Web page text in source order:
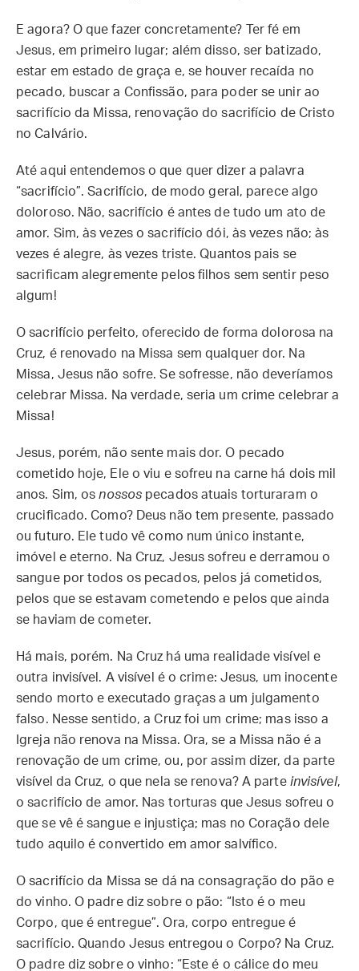
E agora? O que fazer concretamente? Ter fé em
Jesus, em primeiro lugar; além disso, ser batizado,
estar em estado de graça e, se houver recaída no
pecado, buscar a Confissão, para poder se unir ao
sacrifício da Missa, renovação do sacrifício de Cristo
no Calvário.
Até aqui entendemos o que quer dizer a palavra
“sacrifício”. Sacrifício, de modo geral, parece algo
doloroso. Não, sacrifício é antes de tudo um ato de
amor. Sim, às vezes o sacrifício dói, às vezes não; às
vezes é alegre, às vezes triste. Quantos pais se
sacrificam alegremente pelos filhos sem sentir peso
algum!
O sacrifício perfeito, oferecido de forma dolorosa na
Cruz, é renovado na Missa sem qualquer dor. Na
Missa, Jesus não sofre. Se sofresse, não deveríamos
celebrar Missa. Na verdade, seria um crime celebrar a
Missa!
Jesus, porém, não sente mais dor. O pecado
cometido hoje, Ele o viu e sofreu na carne há dois mil
anos. Sim, osnossos pecados atuais torturaram o
crucificado. Como? Deus não tem presente, passado
ou futuro. Ele tudo vê como num único instante,
imóvel e eterno. Na Cruz, Jesus sofreu e derramou o
sangue por todos os pecados, pelos já cometidos,
pelos que se estavam cometendo e pelos que ainda
se haviam de cometer.
Há mais, porém. Na Cruz há uma realidade visível e
outra invisível. A visível é o crime: Jesus, um inocente
sendo morto e executado graças a um julgamento
falso. Nesse sentido, a Cruz foi um crime; mas isso a
Igreja não renova na Missa. Ora, se a Missa não é a
renovação de um crime, ou, por assim dizer, da parte
visível da Cruz, o que nela se renova? A parte invisível,
o sacrifício de amor. Nas torturas que Jesus sofreu o
que se vê é sangue e injustiça; mas no Coração dele
tudo aquilo é convertido em amor salvífico.
O sacrifício da Missa se dá na consagração do pão e
do vinho. O padre diz sobre o pão: “Isto é o meu
Corpo, que é entregue”. Ora, corpo entregue é
sacrifício. Quando Jesus entregou o Corpo? Na Cruz.
O padre diz sobre o vinho: “Este é o cálice do meu